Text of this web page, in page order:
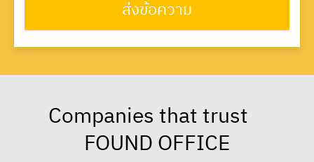
ส่งข้อความ
Companies that trust
FOUND OFFICE